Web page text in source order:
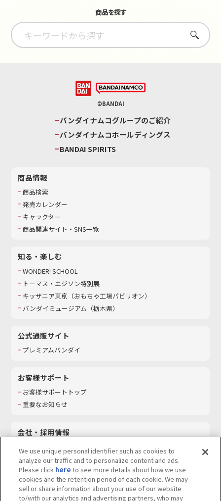
商品を探す
さがす
©BANDAI
バンダイナムコグループのご紹介
バンダイナムコホールディングス
BANDAI SPIRITS
商品情報
商品検索
発売カレンダー
キャラクター
商品関連サイト・SNS一覧
知る・楽しむ
WONDER! SCHOOL
トーマス・エジソン特別展
キッザニア東京（おもちゃ工場パビリオン）​
バンダイミュージアム（栃木県）
公式通販サイト
プレミアムバンダイ
お客様サポート
お客様サポートトップ
重要なお知らせ
会社・採用情報
採用情報
サステナビリティ
お問い合わせ
We use unique personal identifier such as cookies to
analyze our traffic and to personalize content and ads.
Please click here to see more details about how we use
cookies and the retention period of each cookie. We may
sell or share information about your use of our website
to/with our analytics and advertising partners, who may